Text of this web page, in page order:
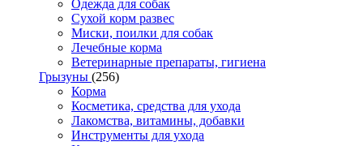
Одежда для собак
Сухой корм развес
Миски, поилки для собак
Лечебные корма
Ветеринарные препараты, гигиена
Грызуны (256)
Корма
Косметика, средства для ухода
Лакомства, витамины, добавки
Инструменты для ухода